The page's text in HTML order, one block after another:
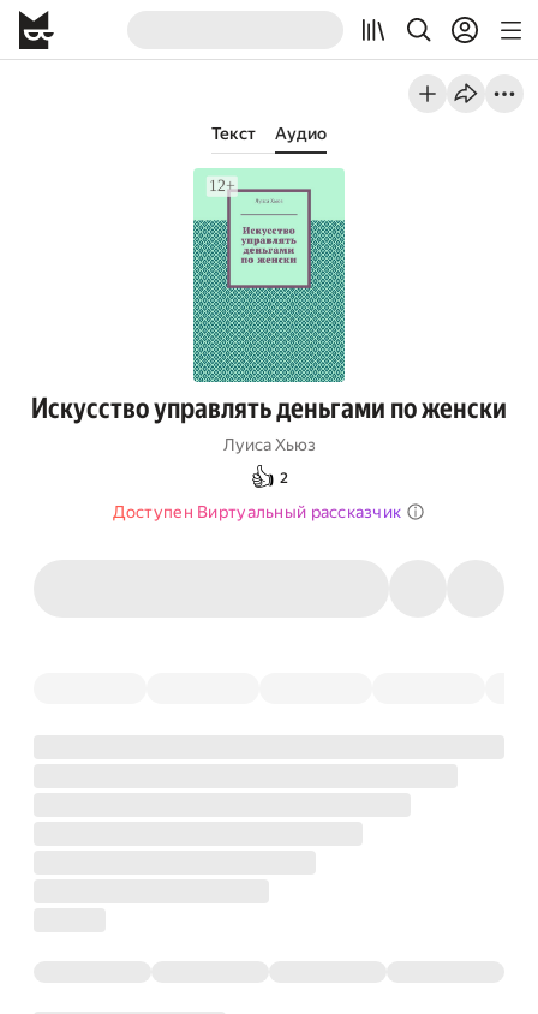
Текст Аудио
Искусство управлять деньгами по женски
Луиса Хьюз
👍 2
Доступен Виртуальный рассказчик